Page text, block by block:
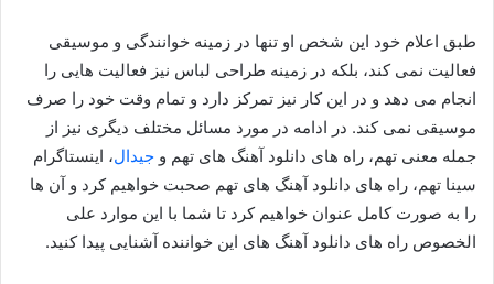
طبق اعلام خود این شخص او تنها در زمینه خوانندگی و موسیقی
فعالیت نمی‌ کند، بلکه در زمینه طراحی لباس نیز فعالیت هایی را
انجام می دهد و در این کار نیز تمرکز دارد و تمام وقت خود را صرف
موسیقی نمی کند. در ادامه در مورد مسائل مختلف دیگری نیز از
جمله معنی تهم، راه های دانلود آهنگ های تهم و جیدال، اینستاگرام
سینا تهم، راه های دانلود آهنگ های تهم صحبت خواهیم کرد و آن ها
را به صورت کامل عنوان خواهیم کرد تا شما با این موارد علی
الخصوص راه های دانلود آهنگ های این خواننده آشنایی پیدا کنید.